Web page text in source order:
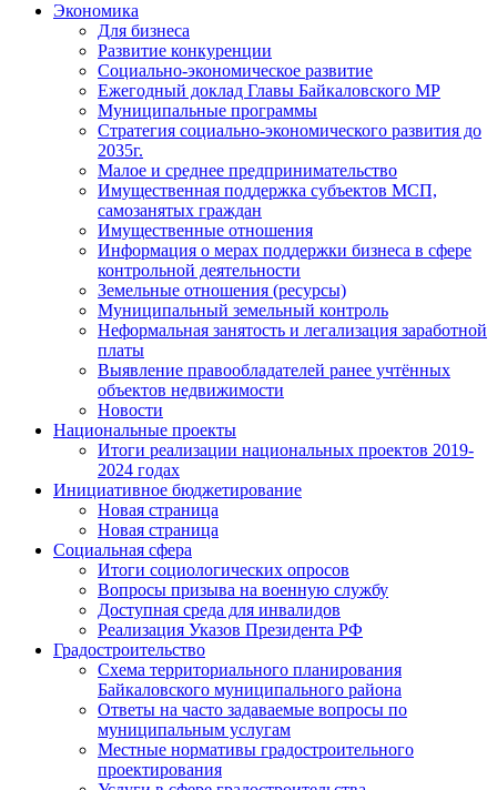
Экономика
Для бизнеса
Развитие конкуренции
Социально-экономическое развитие
Ежегодный доклад Главы Байкаловского МР
Муниципальные программы
Стратегия социально-экономического развития до
2035г.
Малое и среднее предпринимательство
Имущественная поддержка субъектов МСП,
самозанятых граждан
Имущественные отношения
Информация о мерах поддержки бизнеса в сфере
контрольной деятельности
Земельные отношения (ресурсы)
Муниципальный земельный контроль
Неформальная занятость и легализация заработной
платы
Выявление правообладателей ранее учтённых
объектов недвижимости
Новости
Национальные проекты
Итоги реализации национальных проектов 2019-
2024 годах
Инициативное бюджетирование
Новая страница
Новая страница
Социальная сфера
Итоги социологических опросов
Вопросы призыва на военную службу
Доступная среда для инвалидов
Реализация Указов Президента РФ
Градостроительство
Схема территориального планирования
Байкаловского муниципального района
Ответы на часто задаваемые вопросы по
муниципальным услугам
Местные нормативы градостроительного
проектирования